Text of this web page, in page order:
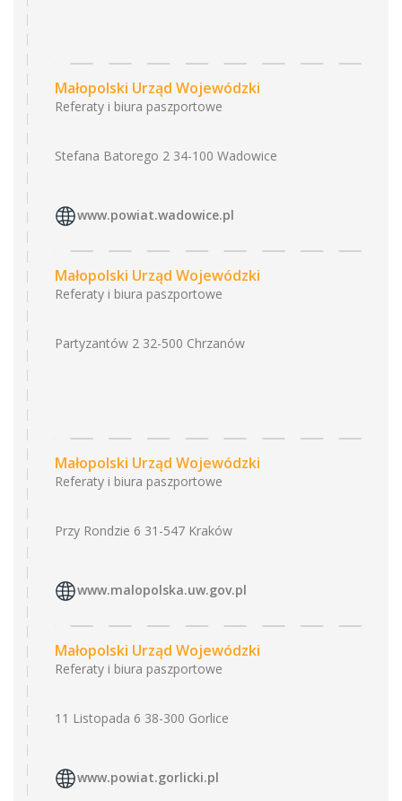
Małopolski Urząd Wojewódzki
Referaty i biura paszportowe
Stefana Batorego 2 34-100 Wadowice
www.powiat.wadowice.pl
Małopolski Urząd Wojewódzki
Referaty i biura paszportowe
Partyzantów 2 32-500 Chrzanów
Małopolski Urząd Wojewódzki
Referaty i biura paszportowe
Przy Rondzie 6 31-547 Kraków
www.malopolska.uw.gov.pl
Małopolski Urząd Wojewódzki
Referaty i biura paszportowe
11 Listopada 6 38-300 Gorlice
www.powiat.gorlicki.pl